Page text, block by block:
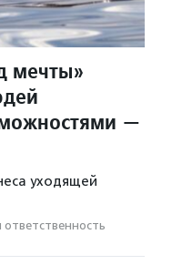
мечты»
—
уходящей